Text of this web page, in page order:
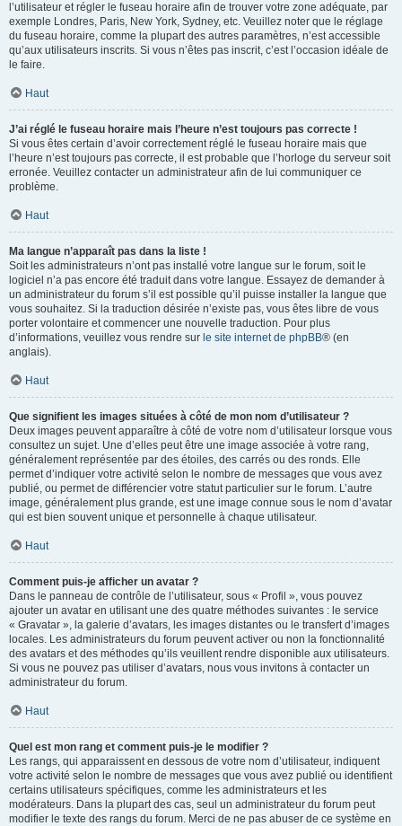
l’utilisateur et régler le fuseau horaire afin de trouver votre zone adéquate, par
exemple Londres, Paris, New York, Sydney, etc. Veuillez noter que le réglage
du fuseau horaire, comme la plupart des autres paramètres, n’est accessible
qu’aux utilisateurs inscrits. Si vous n’êtes pas inscrit, c’est l’occasion idéale de
le faire.
Haut
J’ai réglé le fuseau horaire mais l’heure n’est toujours pas correcte !
Si vous êtes certain d’avoir correctement réglé le fuseau horaire mais que
l’heure n’est toujours pas correcte, il est probable que l’horloge du serveur soit
erronée. Veuillez contacter un administrateur afin de lui communiquer ce
problème.
Haut
Ma langue n’apparaît pas dans la liste !
Soit les administrateurs n’ont pas installé votre langue sur le forum, soit le
logiciel n’a pas encore été traduit dans votre langue. Essayez de demander à
un administrateur du forum s’il est possible qu’il puisse installer la langue que
vous souhaitez. Si la traduction désirée n’existe pas, vous êtes libre de vous
porter volontaire et commencer une nouvelle traduction. Pour plus
d’informations, veuillez vous rendre sur le site internet de phpBB® (en
anglais).
Haut
Que signifient les images situées à côté de mon nom d’utilisateur ?
Deux images peuvent apparaître à côté de votre nom d’utilisateur lorsque vous
consultez un sujet. Une d’elles peut être une image associée à votre rang,
généralement représentée par des étoiles, des carrés ou des ronds. Elle
permet d’indiquer votre activité selon le nombre de messages que vous avez
publié, ou permet de différencier votre statut particulier sur le forum. L’autre
image, généralement plus grande, est une image connue sous le nom d’avatar
qui est bien souvent unique et personnelle à chaque utilisateur.
Haut
Comment puis-je afficher un avatar ?
Dans le panneau de contrôle de l’utilisateur, sous « Profil », vous pouvez
ajouter un avatar en utilisant une des quatre méthodes suivantes : le service
« Gravatar », la galerie d’avatars, les images distantes ou le transfert d’images
locales. Les administrateurs du forum peuvent activer ou non la fonctionnalité
des avatars et des méthodes qu’ils veuillent rendre disponible aux utilisateurs.
Si vous ne pouvez pas utiliser d’avatars, nous vous invitons à contacter un
administrateur du forum.
Haut
Quel est mon rang et comment puis-je le modifier ?
Les rangs, qui apparaissent en dessous de votre nom d’utilisateur, indiquent
votre activité selon le nombre de messages que vous avez publié ou identifient
certains utilisateurs spécifiques, comme les administrateurs et les
modérateurs. Dans la plupart des cas, seul un administrateur du forum peut
modifier le texte des rangs du forum. Merci de ne pas abuser de ce système en